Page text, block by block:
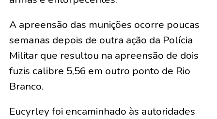
A apreensão das munições ocorre poucas
semanas depois de outra ação da Polícia
Militar que resultou na apreensão de dois
fuzis calibre 5,56 em outro ponto de Rio
Branco.
Eucyrley foi encaminhado às autoridades